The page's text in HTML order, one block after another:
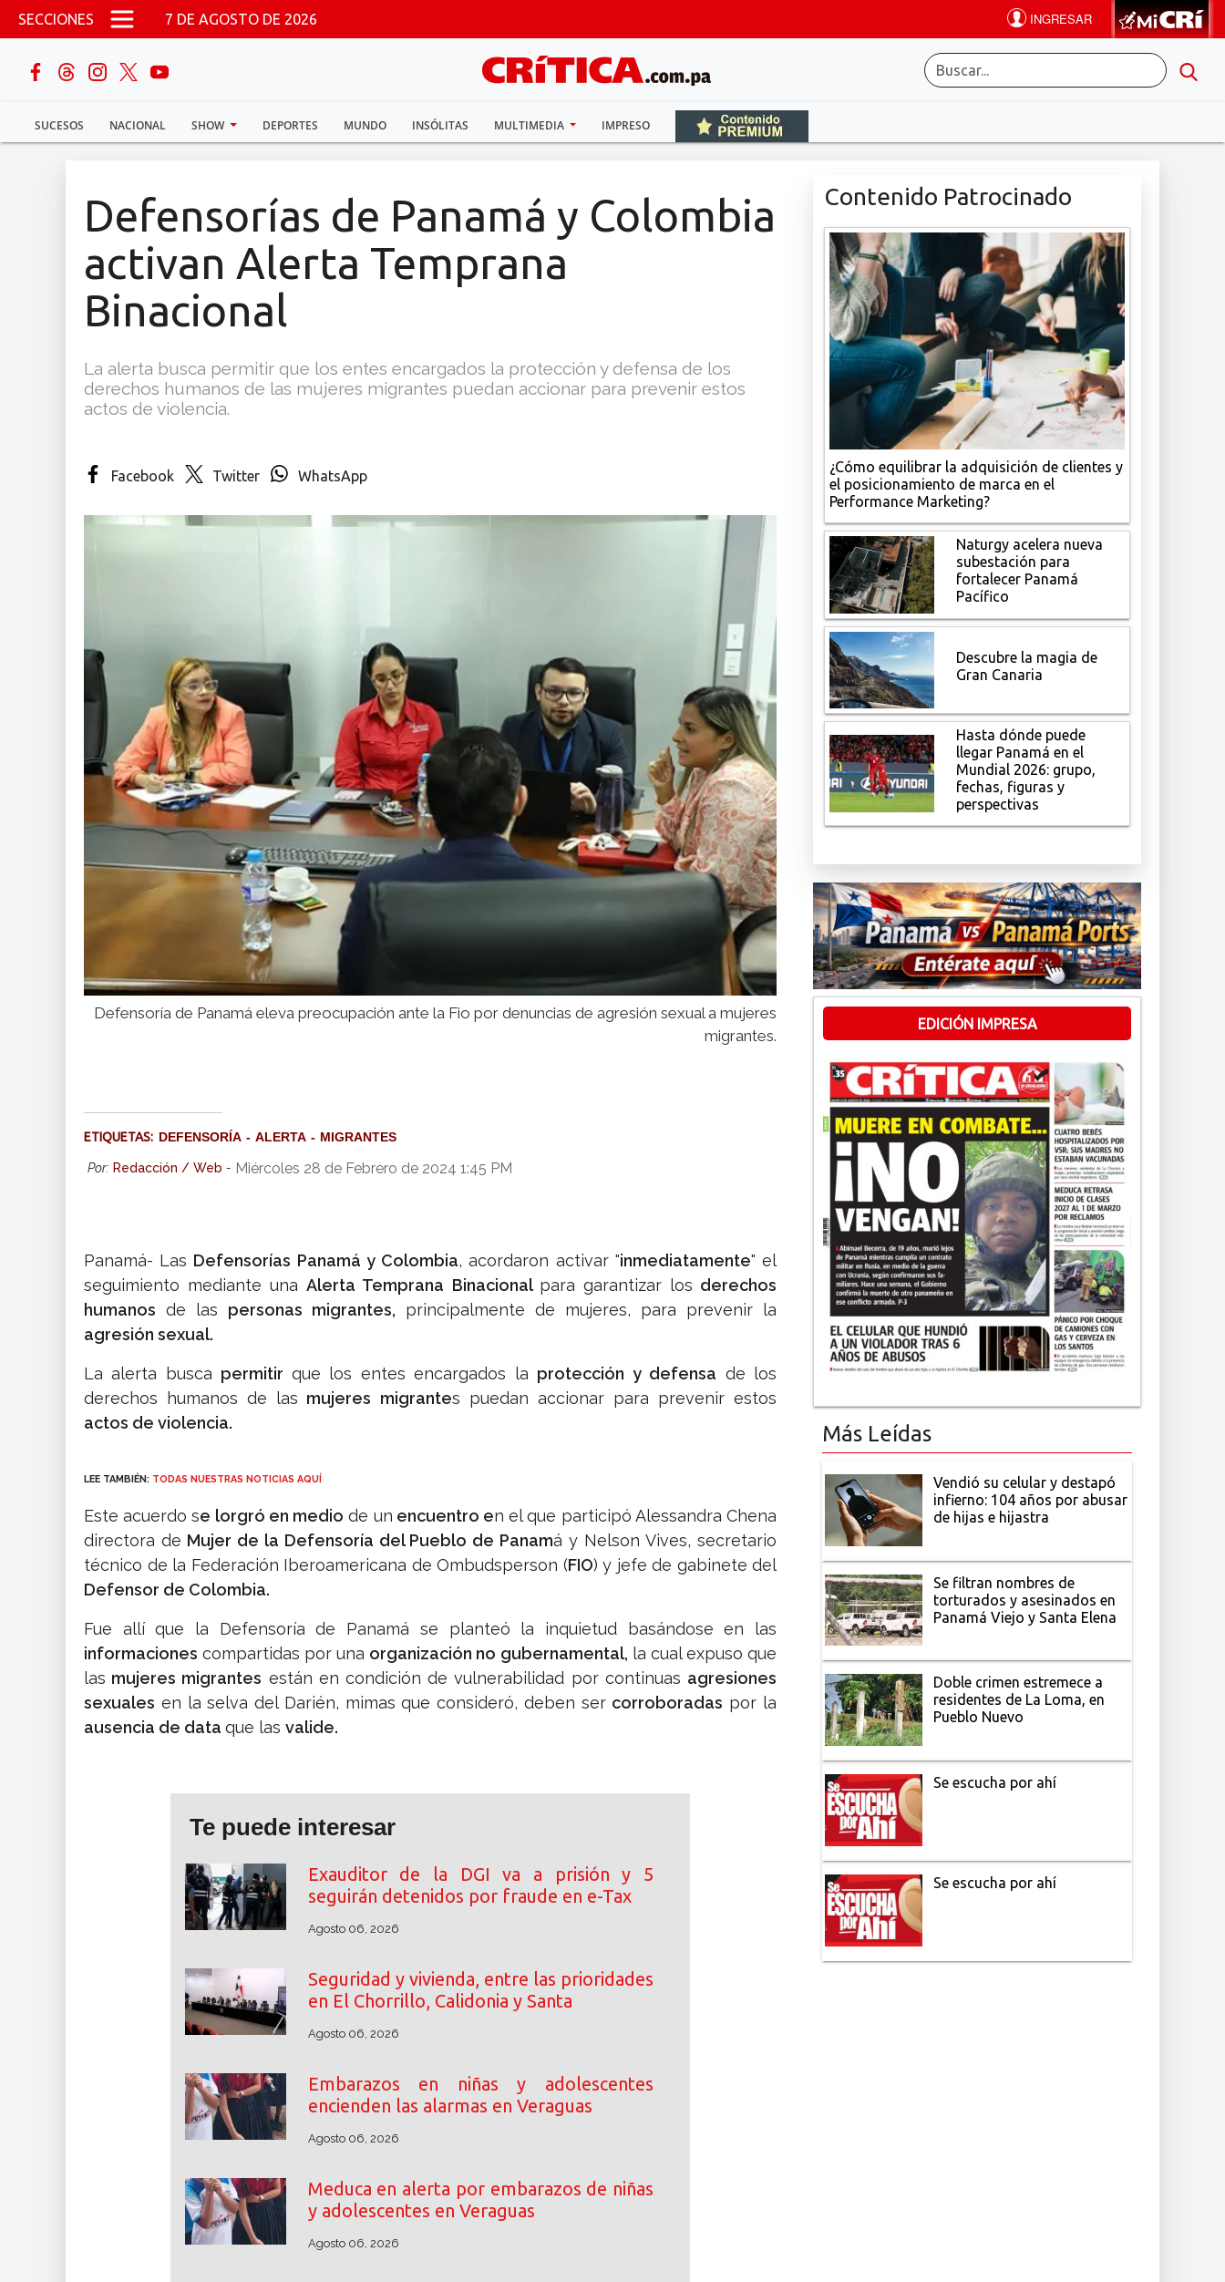
Pasar al contenido principal
SECCIONES 7 DE AGOSTO DE 2026
SUCESOS NACIONAL SHOW DEPORTES MUNDO INSÓLITAS MULTIMEDIA IMPRESO
buscar
Sucesos
Defensorías de Panamá y Colombia
activan Alerta Temprana
Binacional
La alerta busca permitir que los entes encargados la protección y defensa de los
derechos humanos de las mujeres migrantes puedan accionar para prevenir estos
actos de violencia.
Facebook Twitter WhatsApp
Defensoría de Panamá eleva preocupación ante la Fio por denuncias de agresión sexual a mujeres
migrantes.
ETIQUETAS: DEFENSORÍA ALERTA MIGRANTES
Por: Redacción / Web - Miércoles 28 de Febrero de 2024 1:45 PM
Panamá- Las Defensorías Panamá y Colombia, acordaron activar "inmediatamente" el
seguimiento mediante unaAlerta Temprana Binacional para garantizar los derechos
humanos de las personas migrantes, principalmente de mujeres, para prevenir la
agresión sexual.
La alerta busca permitir que los entes encargados la protección y defensa de los
derechos humanos de las mujeres migrantes puedan accionar para prevenir estos
actos de violencia.
LEE TAMBIÉN: TODAS NUESTRAS NOTICIAS AQUÍ
Este acuerdo se lorgró en medio de un encuentro en el que participó Alessandra Chena
directora de Mujer de la Defensoría del Pueblo de Panamá y Nelson Vives, secretario
técnico de la Federación Iberoamericana de Ombudsperson (FIO) y jefe de gabinete del
Defensor de Colombia.
Fue allí que la Defensoría de Panamá se planteó la inquietud basándose en las
informaciones compartidas por una organización no gubernamental, la cual expuso que
las mujeres migrantes están en condición de vulnerabilidad por continuas agresiones
sexuales en la selva del Darién, mimas que consideró, deben ser corroboradas por la
ausencia de data que las valide.
Te puede interesar
Exauditor de la DGI va a prisión y 5
seguirán detenidos por fraude en e-Tax
Agosto 06, 2026
Seguridad y vivienda, entre las prioridades
en El Chorrillo, Calidonia y Santa
Agosto 06, 2026
Embarazos en niñas y adolescentes
encienden las alarmas en Veraguas
Agosto 06, 2026
Meduca en alerta por embarazos de niñas
y adolescentes en Veraguas
Agosto 06, 2026
Contenido Patrocinado
¿Cómo equilibrar la adquisición de clientes y
el posicionamiento de marca en el
Performance Marketing?
Naturgy acelera nueva
subestación para
fortalecer Panamá
Pacífico
Descubre la magia de
Gran Canaria
Hasta dónde puede
llegar Panamá en el
Mundial 2026: grupo,
fechas, figuras y
perspectivas
EDICIÓN IMPRESA
Más Leídas
Vendió su celular y destapó
infierno: 104 años por abusar
de hijas e hijastra
Se filtran nombres de
torturados y asesinados en
Panamá Viejo y Santa Elena
Doble crimen estremece a
residentes de La Loma, en
Pueblo Nuevo
Se escucha por ahí
Se escucha por ahí